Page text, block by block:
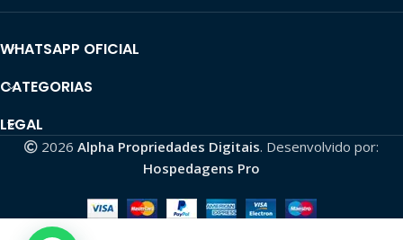
WHATSAPP OFICIAL
CATEGORIAS
LEGAL
2026 Alpha Propriedades Digitais. Desenvolvido por:
Hospedagens Pro
Grupo